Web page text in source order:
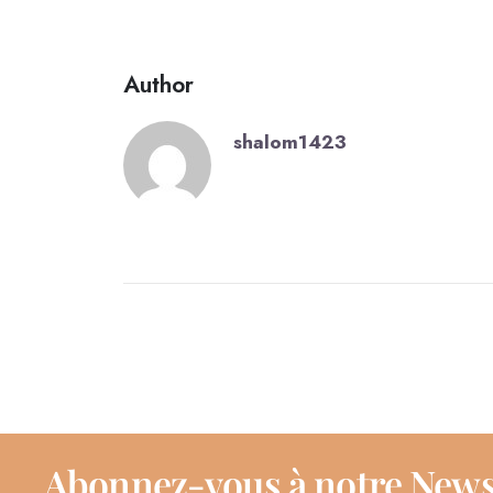
Author
shalom1423
Abonnez-vous à notre